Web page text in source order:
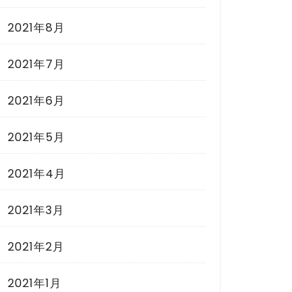
2021年8月
2021年7月
2021年6月
2021年5月
2021年4月
2021年3月
2021年2月
2021年1月